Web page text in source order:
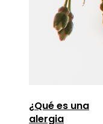
¿Qué es una
alergia